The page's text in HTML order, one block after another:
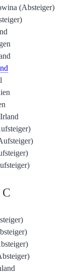
(Absteiger)